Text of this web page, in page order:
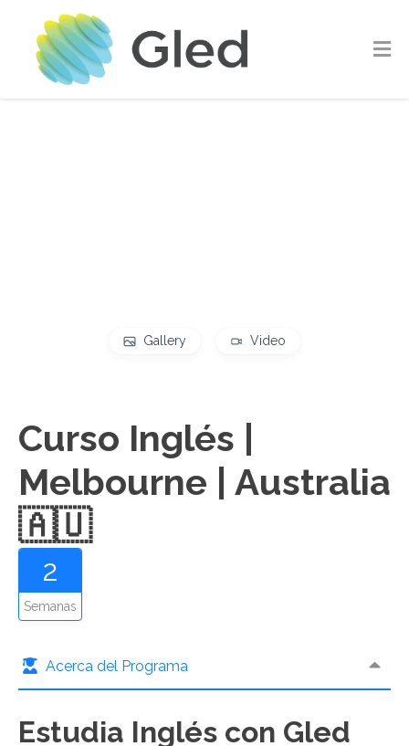
Gallery Video
Curso Inglés |
Melbourne | Australia
🇦🇺
2
Semanas
Acerca del Programa
Estudia Inglés con Gled